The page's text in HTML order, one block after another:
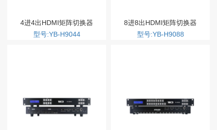
4进4出HDMI矩阵切换器
型号:YB-H9044
8进8出HDMI矩阵切换器
型号:YB-H9088